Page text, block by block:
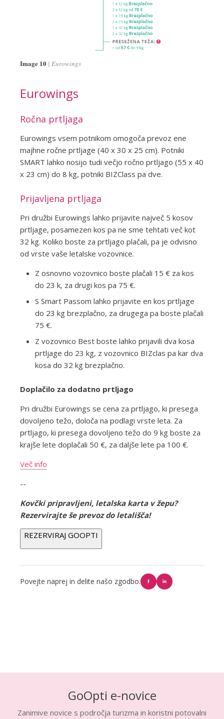
Image 10 Eurowings
Eurowings
Ročna prtljaga
Eurowings vsem potnikom omogoča prevoz ene
majhne ročne prtljage (40 x 30 x 25 cm). Potniki
SMART lahko nosijo tudi večjo ročno prtljago (55 x 40
x 23 cm) do 8 kg, potniki BIZClass pa dve.
Prijavljena prtljaga
Pri družbi Eurowings lahko prijavite največ 5 kosov
prtljage, posamezen kos pa ne sme tehtati več kot
32 kg. Koliko boste za prtljago plačali, pa je odvisno
od vrste vaše letalske vozovnice.
Z osnovno vozovnico boste plačali 15 € za kos
do 23 k, za drugi kos pa 75 €.
S Smart Passom lahko prijavite en kos prtljage
do 23 kg brezplačno, za drugega pa boste plačali
75 €.
Z vozovnico Best boste lahko prijavili dva kosa
prtljage do 23 kg, z vozovnico BIZclas pa kar dva
kosa do 32 kg brezplačno.
Doplačilo za dodatno prtljago
Pri družbi Eurowings se cena za prtljago, ki presega
dovoljeno težo, določa na podlagi vrste leta. Za
prtljago, ki presega dovoljeno težo do 9 kg boste za
krajše lete doplačali 50 €, za daljše lete pa 100 €.
Več info
--
Kovčki pripravljeni, letalska karta v žepu?
Rezervirajte še prevoz do letališča!
REZERVIRAJ GOOPTI
Povejte naprej in delite našo zgodbo.
GoOpti e-novice
Zanimive novice s področja turizma in koristni potovalni